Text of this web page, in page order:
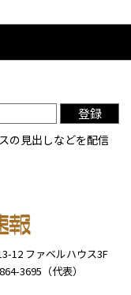
12 ファベルハウス3F
3695（代表）
登録
の見出しなどを配信